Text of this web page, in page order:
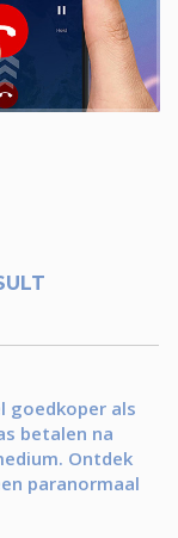
goedkoper als
betalen na
Ontdek
paranormaal